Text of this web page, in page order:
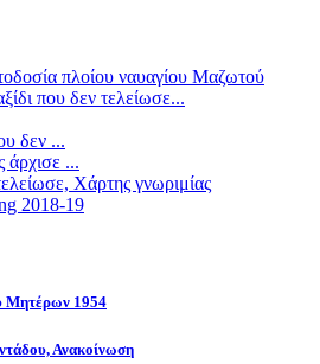
πλοίου ναυαγίου Μαζωτού
που δεν τελείωσε...
δεν ...
άρχισε ...
Χάρτης γνωριμίας
2018-19
Μητέρων 1954
Ανακοίνωση